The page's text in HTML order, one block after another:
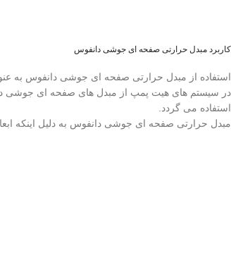
کاربرد مبدل حرارتی صفحه ای جوشی دانفوس
استفاده از مبدل حرارتی صفحه ای جوشی دانفوس به
در سیستم های هیت پمپ از مبدل های صفحه ای جوشی
استفاده می گردد.
مبدل حرارتی صفحه ای جوشی دانفوس به دلیل اینکه